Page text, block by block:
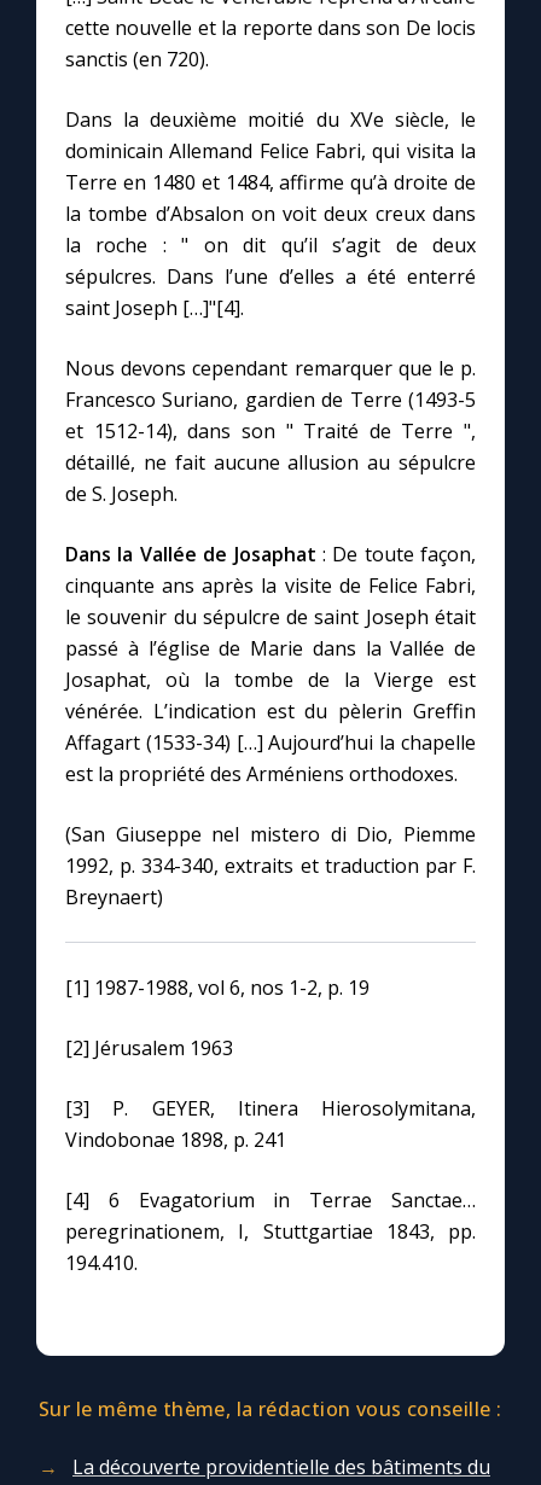
cette nouvelle et la reporte dans son De locis
sanctis (en 720).
Dans la deuxième moitié du XVe siècle, le
dominicain Allemand Felice Fabri, qui visita la
Terre en 1480 et 1484, affirme qu’à droite de
la tombe d’Absalon on voit deux creux dans
la roche : " on dit qu’il s’agit de deux
sépulcres. Dans l’une d’elles a été enterré
saint Joseph […]"[4].
Nous devons cependant remarquer que le p.
Francesco Suriano, gardien de Terre (1493-5
et 1512-14), dans son " Traité de Terre ",
détaillé, ne fait aucune allusion au sépulcre
de S. Joseph.
Dans la Vallée de Josaphat : De toute façon,
cinquante ans après la visite de Felice Fabri,
le souvenir du sépulcre de saint Joseph était
passé à l’église de Marie dans la Vallée de
Josaphat, où la tombe de la Vierge est
vénérée. L’indication est du pèlerin Greffin
Affagart (1533-34) […] Aujourd’hui la chapelle
est la propriété des Arméniens orthodoxes.
(San Giuseppe nel mistero di Dio, Piemme
1992, p. 334-340, extraits et traduction par F.
Breynaert)
[1] 1987-1988, vol 6, nos 1-2, p. 19
[2] Jérusalem 1963
[3] P. GEYER, Itinera Hierosolymitana,
Vindobonae 1898, p. 241
[4] 6 Evagatorium in Terrae Sanctae…
peregrinationem, I, Stuttgartiae 1843, pp.
194.410.
Sur le même thème, la rédaction vous conseille :
La découverte providentielle des bâtiments du